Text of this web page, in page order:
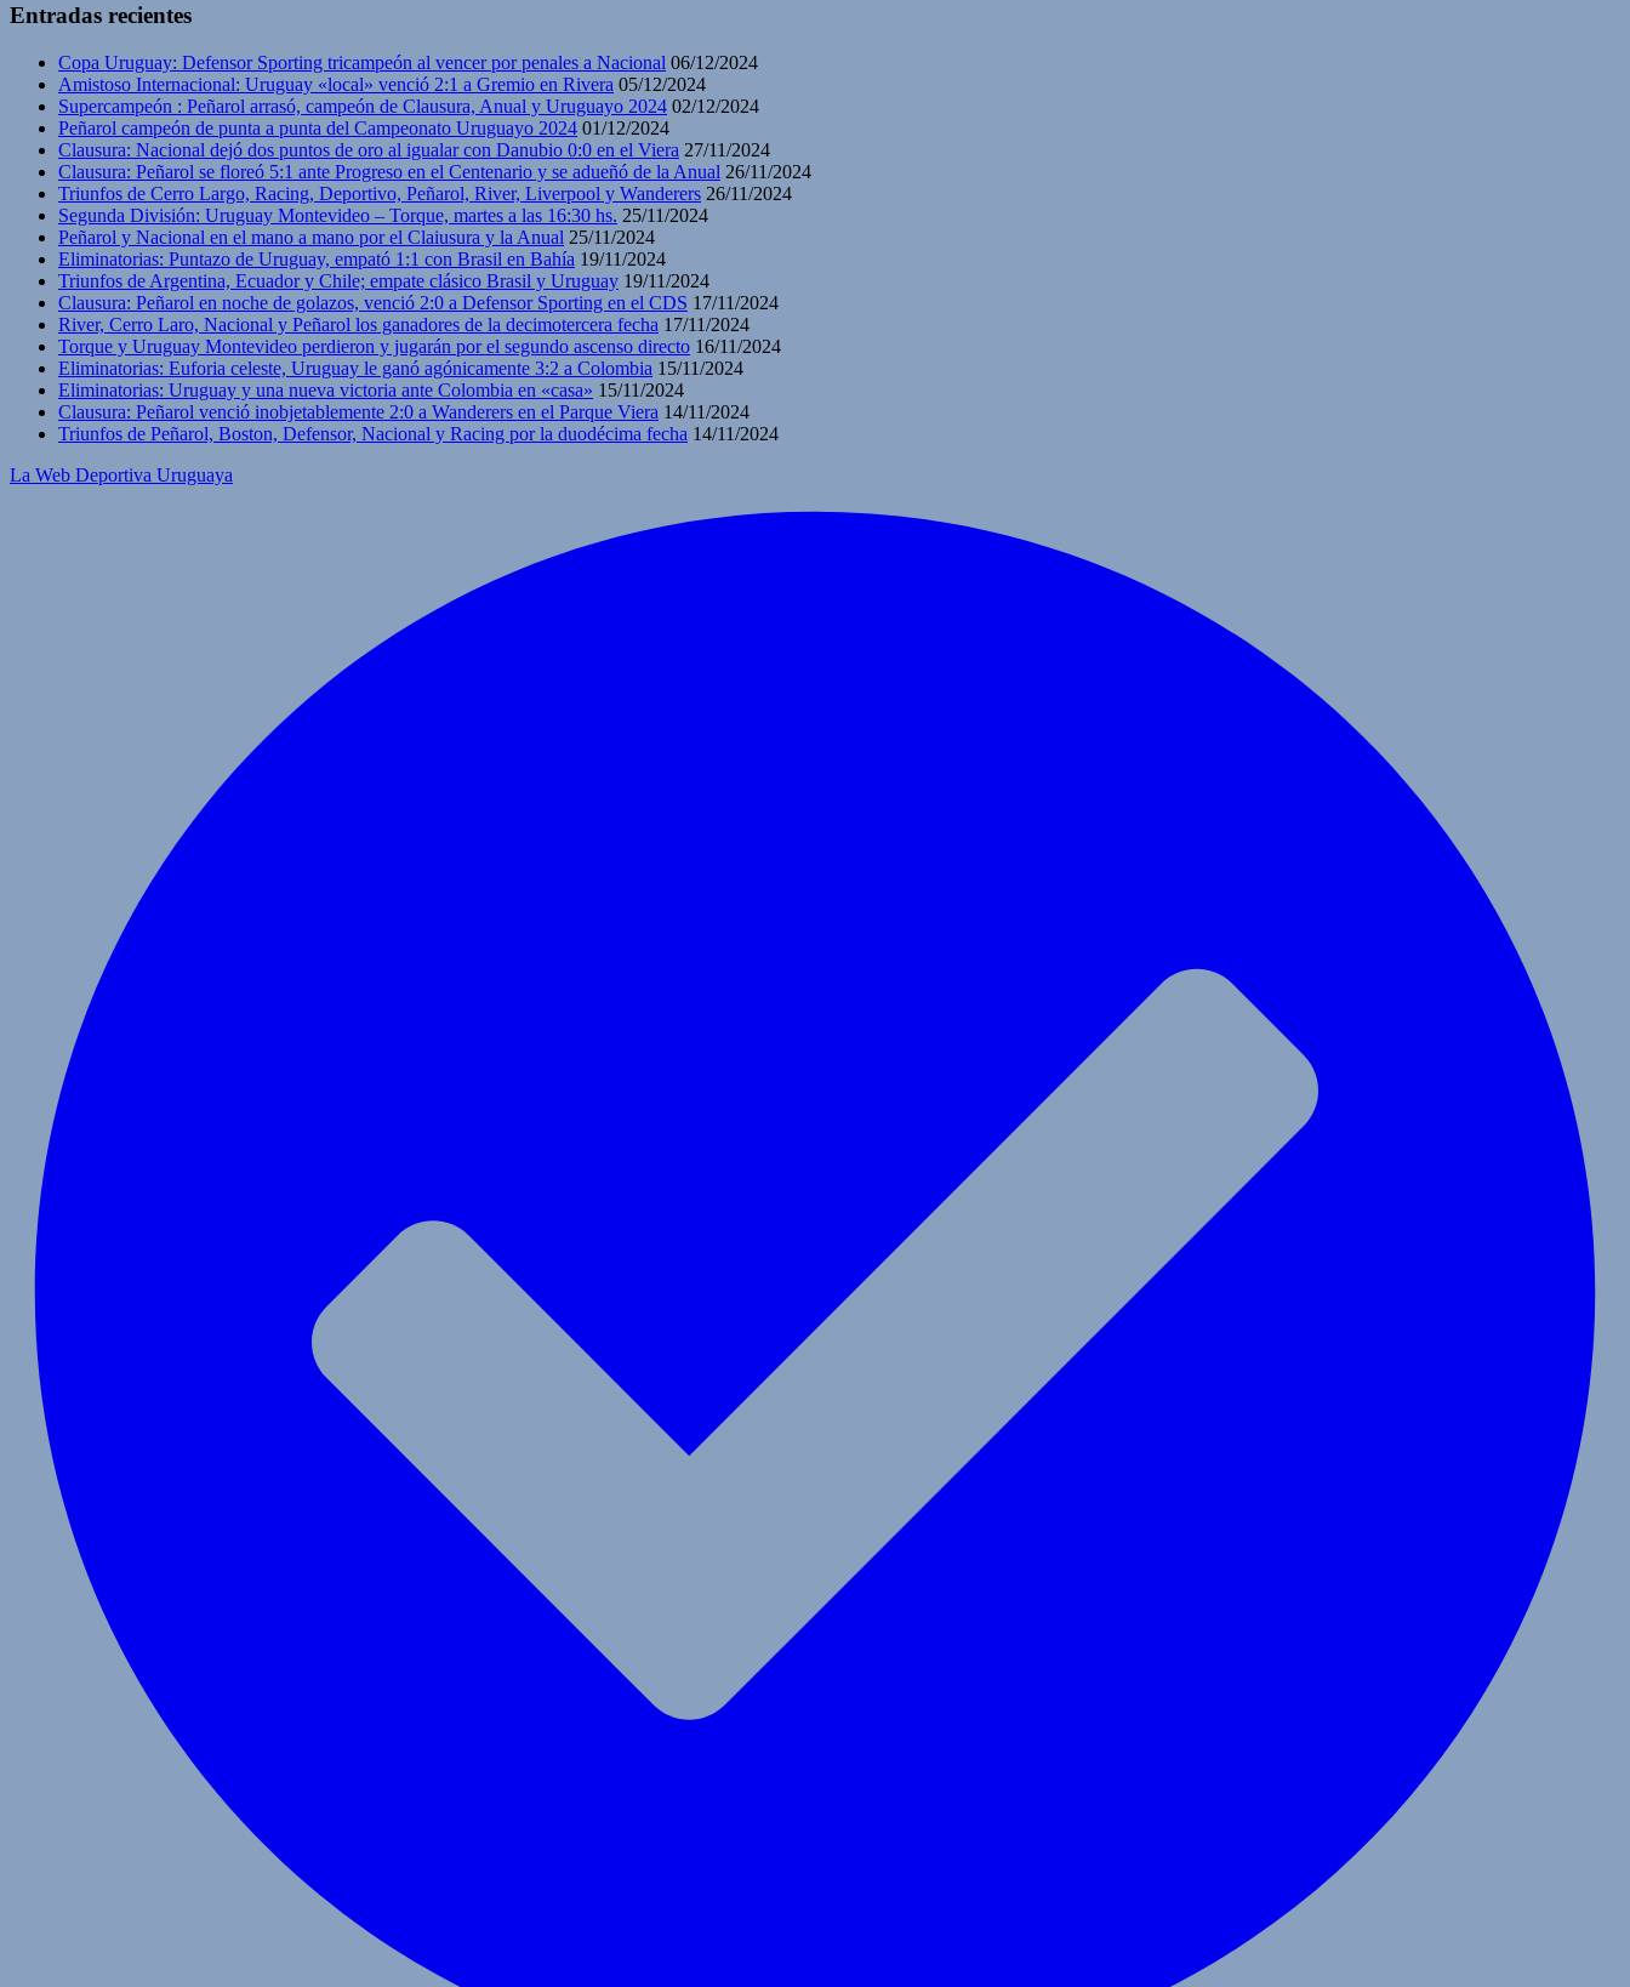
Entradas recientes
Copa Uruguay: Defensor Sporting tricampeón al vencer por penales a Nacional 06/12/2024
Amistoso Internacional: Uruguay «local» venció 2:1 a Gremio en Rivera 05/12/2024
Supercampeón : Peñarol arrasó, campeón de Clausura, Anual y Uruguayo 2024 02/12/2024
Peñarol campeón de punta a punta del Campeonato Uruguayo 2024 01/12/2024
Clausura: Nacional dejó dos puntos de oro al igualar con Danubio 0:0 en el Viera 27/11/2024
Clausura: Peñarol se floreó 5:1 ante Progreso en el Centenario y se adueñó de la Anual 26/11/2024
Triunfos de Cerro Largo, Racing, Deportivo, Peñarol, River, Liverpool y Wanderers 26/11/2024
Segunda División: Uruguay Montevideo – Torque, martes a las 16:30 hs. 25/11/2024
Peñarol y Nacional en el mano a mano por el Claiusura y la Anual 25/11/2024
Eliminatorias: Puntazo de Uruguay, empató 1:1 con Brasil en Bahía 19/11/2024
Triunfos de Argentina, Ecuador y Chile; empate clásico Brasil y Uruguay 19/11/2024
Clausura: Peñarol en noche de golazos, venció 2:0 a Defensor Sporting en el CDS 17/11/2024
River, Cerro Laro, Nacional y Peñarol los ganadores de la decimotercera fecha 17/11/2024
Torque y Uruguay Montevideo perdieron y jugarán por el segundo ascenso directo 16/11/2024
Eliminatorias: Euforia celeste, Uruguay le ganó agónicamente 3:2 a Colombia 15/11/2024
Eliminatorias: Uruguay y una nueva victoria ante Colombia en «casa» 15/11/2024
Clausura: Peñarol venció inobjetablemente 2:0 a Wanderers en el Parque Viera 14/11/2024
Triunfos de Peñarol, Boston, Defensor, Nacional y Racing por la duodécima fecha 14/11/2024
La Web Deportiva Uruguaya